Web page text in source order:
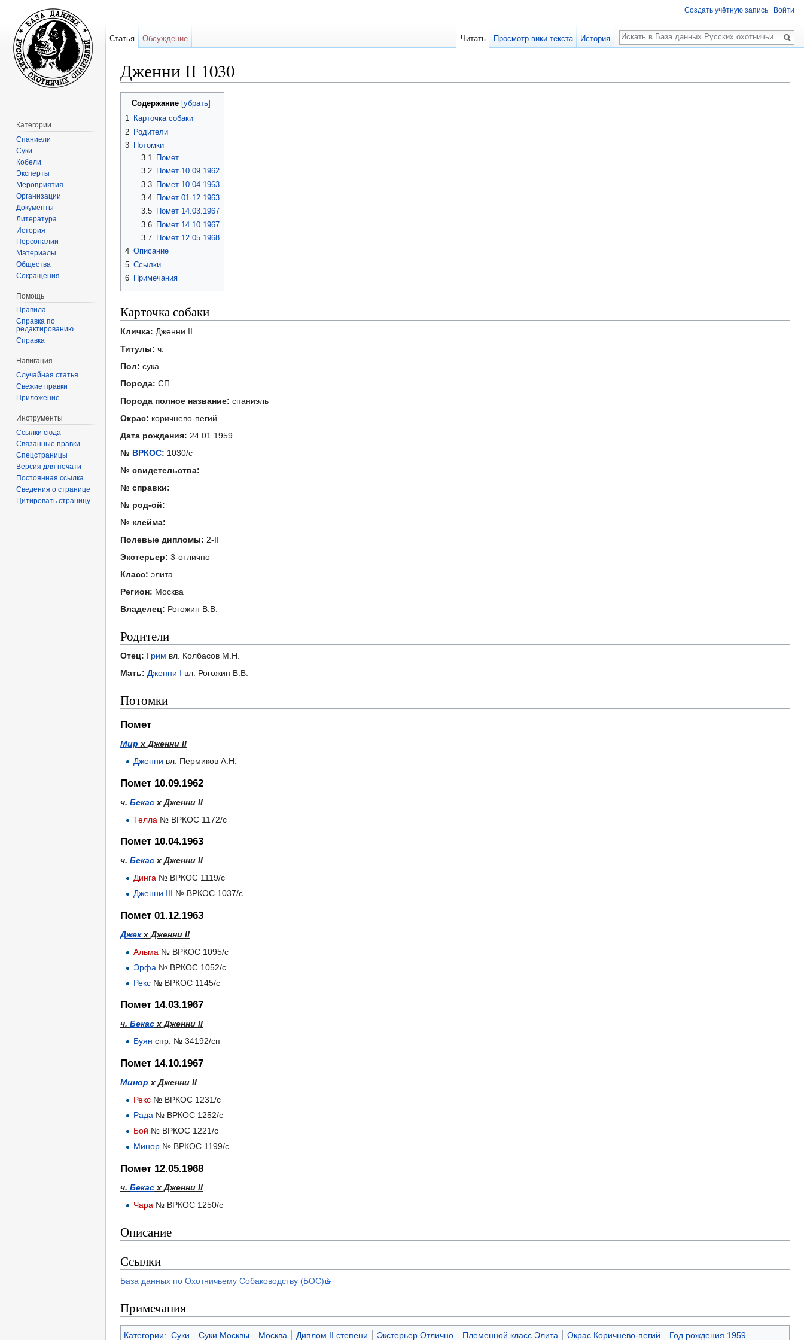
Дженни II 1030
Содержание убрать
1 Карточка собаки
2 Родители
3 Потомки
3.1
Помет
3.2
Помет 10.09.1962
3.3
Помет 10.04.1963
3.4
Помет 01.12.1963
3.5
Помет 14.03.1967
3.6 Помет 14.10.1967
3.7
Помет 12.05.1968
4 Описание
5 Ссылки
6 Примечания
Карточка собаки
Кличка: Дженни II
Титулы: ч.
Пол: сука
Порода: СП
Порода полное название: спаниэль
Окрас: коричнево-пегий
Дата рождения: 24.01.1959
№ ВРКОС: 1030/с
№ свидетельства:
№ справки:
№ род-ой:
№ клейма:
Полевые дипломы: 2-II
Экстерьер: 3-отлично
Класс: элита
Регион: Москва
Владелец: Рогожин В.В.
Родители
Отец: Грим вл. Колбасов М.Н.
Мать: Дженни I вл. Рогожин В.В.
Потомки
Помет
Мир х Дженни II
Дженни вл. Пермиков А.Н.
Помет 10.09.1962
ч. Бекас х Дженни II
Телла № ВРКОС 1172/с
Помет 10.04.1963
ч. Бекас х Дженни II
Динга № ВРКОС 1119/с
Дженни III № ВРКОС 1037/с
Помет 01.12.1963
Джекх Дженни II
Альма № ВРКОС 1095/с
Эрфа № ВРКОС 1052/с
Рекс № ВРКОС 1145/с
Помет 14.03.1967
ч. Бекасх Дженни II
Буян спр. № 34192/сп
Помет 14.10.1967
Минор х Дженни II
Рекс № ВРКОС 1231/с
Рада № ВРКОС 1252/с
Бой № ВРКОС 1221/с
Минор № ВРКОС 1199/с
Помет 12.05.1968
ч. Бекас х Дженни II
Чара № ВРКОС 1250/с
Описание
Ссылки
База данных по Охотничьему Собаководству (БОС)
Примечания
Категории: Суки Суки Москвы Москва Диплом II степени Экстерьер Отлично Племенной класс Элита Окрас Коричнево-пегий Год рождения 1959
Создать учётную запись Войти
Статья Обсуждение Читать Просмотр вики-текста История
Поиск
Категории
Спаниели
Суки
Кобели
Эксперты
Мероприятия
Организации
Документы
Литература
История
Персоналии
Материалы
Общества
Сокращения
Помощь
Правила
Справка по
редактированию
Справка
Навигация
Случайная статья
Свежие правки
Приложение
Инструменты
Ссылки сюда
Связанные правки
Спецстраницы
Версия для печати
Постоянная ссылка
Сведения о странице
Цитировать страницу